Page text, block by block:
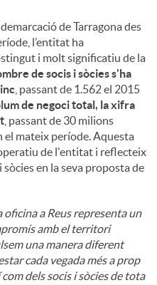
de Tarragona des
l’entitat ha
i molt significatiu de la
de socis i sòcies s'ha
, passant de 1.562 el 2015
de negoci total, la xifra
, passant de 30 milions
el mateix període. Aquesta
de l'entitat i reflecteix
en la seva proposta de
oficina a Reus representa un
amb el territori
una manera diferent
cada vegada més a prop
dels socis i sòcies de tota